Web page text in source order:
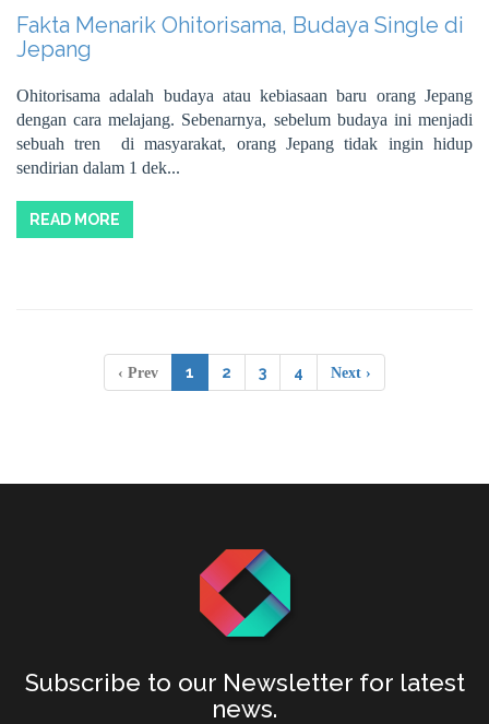
Fakta Menarik Ohitorisama, Budaya Single di
Jepang
Ohitorisama adalah budaya atau kebiasaan baru orang Jepang
dengan cara melajang. Sebenarnya, sebelum budaya ini menjadi
sebuah tren di masyarakat, orang Jepang tidak ingin hidup
sendirian dalam 1 dek...
READ MORE
‹ Prev 1 2 3 4 Next ›
Subscribe to our Newsletter for latest
news.